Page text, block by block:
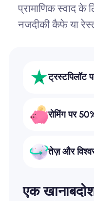
प्रामाणिक स्वाद के
नजदीकी कैफे या
ट्रस्टपिलॉट
रोमिंग पर
तेज़ और
एक